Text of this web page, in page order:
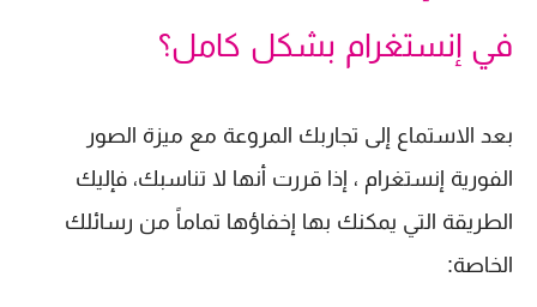
في إنستغرام بشكل كامل؟
بعد الاستماع إلى تجاربك المروعة مع ميزة الصور
الفورية إنستغرام ، إذا قررت أنها لا تناسبك، فإليك
الطريقة التي يمكنك بها إخفاؤها تماماً من رسائلك
الخاصة: